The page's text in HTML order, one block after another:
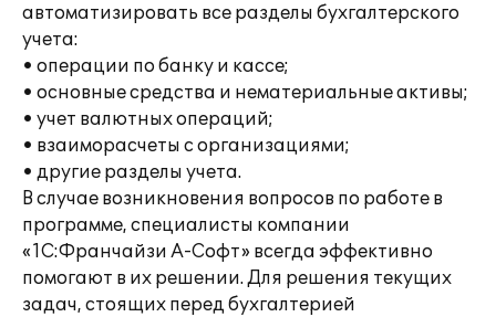
автоматизировать все разделы бухгалтерского
учета:
• операции по банку и кассе;
• основные средства и нематериальные активы;
• учет валютных операций;
• взаиморасчеты с организациями;
• другие разделы учета.
В случае возникновения вопросов по работе в
программе, специалисты компании
«1С:Франчайзи А-Софт» всегда эффективно
помогают в их решении. Для решения текущих
задач, стоящих перед бухгалтерией